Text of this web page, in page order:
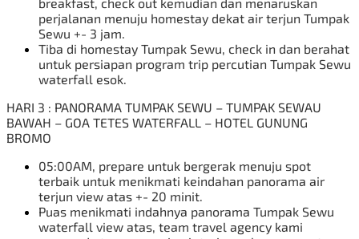
perjalanan menuju homestay dekat air terjun Tumpak
Sewu +- 3 jam.
Tiba di homestay Tumpak Sewu, check in dan berahat
untuk persiapan program trip percutian Tumpak Sewu
waterfall esok.
HARI 3 : PANORAMA TUMPAK SEWU – TUMPAK SEWAU
BAWAH – GOA TETES WATERFALL – HOTEL GUNUNG
BROMO
05:00AM, prepare untuk bergerak menuju spot
terbaik untuk menikmati keindahan panorama air
terjun view atas +- 20 minit.
Puas menikmati indahnya panorama Tumpak Sewu
waterfall view atas, team travel agency kami